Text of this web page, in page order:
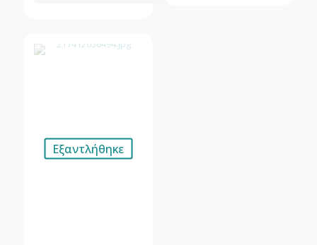
Εξαντλήθηκε